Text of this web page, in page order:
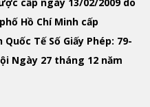
Hồ Chí Minh cấp
Quốc TếSố Giấy Phép: 79-
Ngày 27 tháng 12 năm